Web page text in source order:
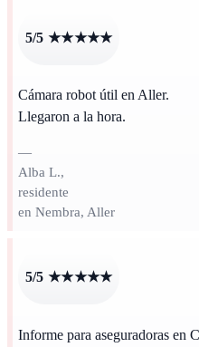
5/5 ★★★★★
Cámara robot útil en Aller.
Llegaron a la hora.
—
Alba L.,
residente
en Nembra, Aller
5/5 ★★★★★
Informe para aseguradoras en